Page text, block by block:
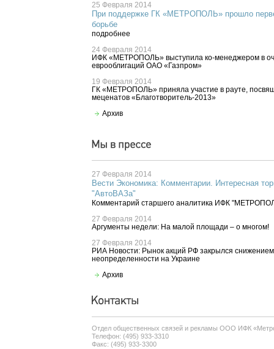
25 Февраля 2014
При поддержке ГК «МЕТРОПОЛЬ» прошло
борьбе
подробнее
24 Февраля 2014
ИФК «МЕТРОПОЛЬ» выступила ко-менеджером в
еврооблигаций ОАО «Газпром»
19 Февраля 2014
ГК «МЕТРОПОЛЬ» приняла участие в рауте,
меценатов «Благотворитель-2013»
Архив
27 Февраля 2014
Вести Экономика: Комментарии. Интересная
"АвтоВАЗа"
Комментарий старшего аналитика ИФК
27 Февраля 2014
Аргументы недели: На малой площади – о многом!
27 Февраля 2014
РИА Новости: Рынок акций РФ закрылся
неопределенности на Украине
Архив
Отдел общественных связей и рекламы ООО ИФК
Телефон: (495) 933-3310
Факс: (495) 933-3300